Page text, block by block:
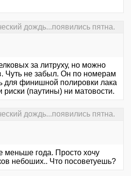
дождь...появились пятна.
за литруху, но можно
Чуть не забыл. Он по номерам
для финишной полировки лака
риски (паутины) ни матовости.
дождь...появились пятна.
меньше года. Просто хочу
небоших.. Что посоветуешь?